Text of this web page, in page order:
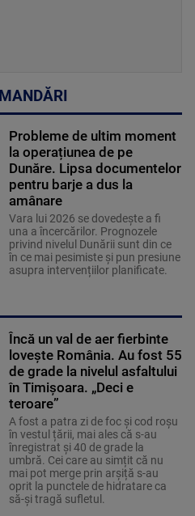
Probleme de ultim moment
la operațiunea de pe
Dunăre. Lipsa documentelor
pentru barje a dus la
amânare
Vara lui 2026 se dovedește a fi
una a încercărilor. Prognozele
privind nivelul Dunării sunt din ce
în ce mai pesimiste și pun presiune
asupra intervențiilor planificate.
Încă un val de aer fierbinte
lovește România. Au fost 55
de grade la nivelul asfaltului
în Timișoara. „Deci e
teroare”
A fost a patra zi de foc și cod roșu
în vestul țării, mai ales că s-au
înregistrat și 40 de grade la
umbră. Cei care au simțit că nu
mai pot merge prin arșiță s-au
oprit la punctele de hidratare ca
să-și tragă sufletul.